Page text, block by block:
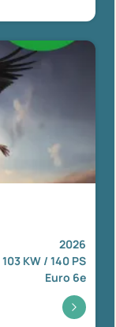
2026
103 KW / 140 PS
Euro 6e